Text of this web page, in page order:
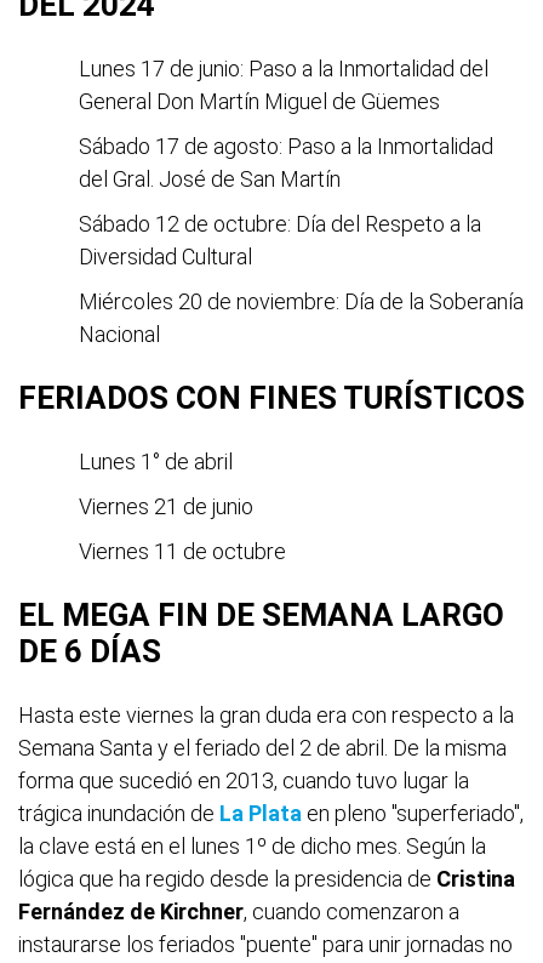
Lunes 17 de junio: Paso a la Inmortalidad del
General Don Martín Miguel de Güemes
Sábado 17 de agosto: Paso a la Inmortalidad
del Gral. José de San Martín
Sábado 12 de octubre: Día del Respeto a la
Diversidad Cultural
Miércoles 20 de noviembre: Día de la Soberanía
Nacional
FERIADOS CON FINES TURÍSTICOS
Lunes 1° de abril
Viernes 21 de junio
Viernes 11 de octubre
EL MEGA FIN DE SEMANA LARGO
DE 6 DÍAS
Hasta este viernes la gran duda era con respecto a la
Semana Santa y el feriado del 2 de abril. De la misma
forma que sucedió en 2013, cuando tuvo lugar la
trágica inundación de La Plata en pleno "superferiado",
la clave está en el lunes 1º de dicho mes. Según la
lógica que ha regido desde la presidencia de Cristina
Fernández de Kirchner, cuando comenzaron a
instaurarse los feriados "puente" para unir jornadas no